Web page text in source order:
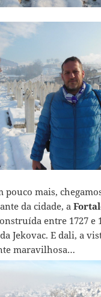
pouco mais,
da cidade, a
entre 1727 e
Jekovac. E dali, a
maravilhosa…